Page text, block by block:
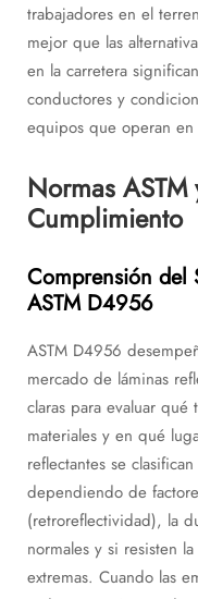
trabajadores en el
mejor que las
en la carretera
conductores y
equipos que operan
Normas
Cumplimiento
Comprensión del
ASTM D4956
ASTM D4956
mercado de láminas
claras para evaluar qué
materiales y en qué
reflectantes se
dependiendo de
(retroreflectividad), la
normales y si resisten
extremas. Cuando las